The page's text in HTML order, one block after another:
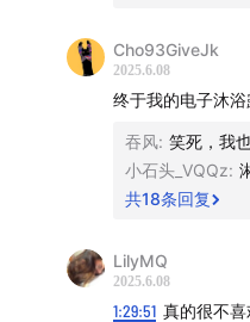
Cho93GiveJk
2025.6.08
终于我的电子沐浴
吞风: 笑死，我
小石头_VQQz:
共18条回复
LilyMQ
2025.6.08
1:29:51 真的很不